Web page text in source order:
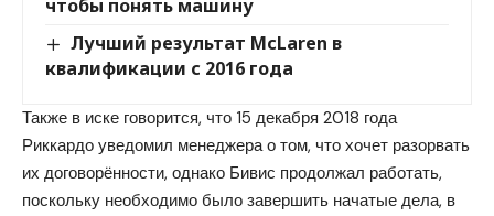
чтобы понять машину
Лучший результат McLaren в
квалификации с 2016 года
Также в иске говорится, что 15 декабря 2018 года
Риккардо уведомил менеджера о том, что хочет разорвать
их договорённости, однако Бивис продолжал работать,
поскольку необходимо было завершить начатые дела, в